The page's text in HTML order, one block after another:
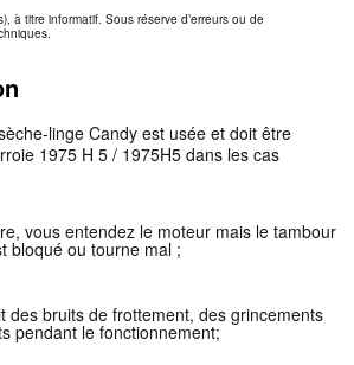
à titre informatif. Sous réserve d’erreurs ou de
linge Candy est usée et doit être
1975 H 5 / 1975H5 dans les cas
vous entendez le moteur mais le tambour
bloqué ou tourne mal ;
des bruits de frottement, des grincements
pendant le fonctionnement;